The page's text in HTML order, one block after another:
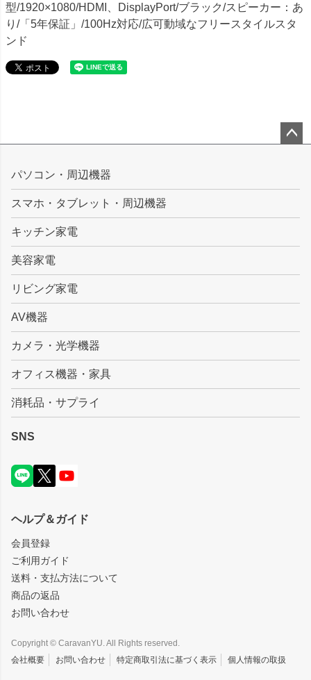
型/1920×1080/HDMI、DisplayPort/ブラック/スピーカー：あ
り/「5年保証」/100Hz対応/広可動域なフリースタイルスタ
ンド
ップ
パソコン・周辺機器
スマホ・タブレット・周辺機器
キッチン家電
美容家電
リビング家電
AV機器
カメラ・光学機器
オフィス機器・家具
消耗品・サプライ
SNS
ヘルプ＆ガイド
会員登録
ご利用ガイド
送料・支払方法について
商品の返品
お問い合わせ
Copyright © CaravanYU. All Rights reserved.
会社概要
お問い合わせ 特定商取引法に基づく表示 個人情報の取扱